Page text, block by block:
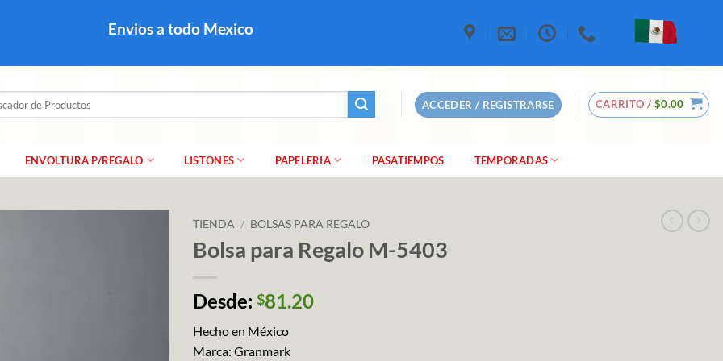
Envios a todo Mexico
ACCEDER / REGISTRARSE CARRITO / $0.00
ENVOLTURA P/REGALO LISTONES PAPELERIA PASATIEMPOS TEMPORADAS
TIENDA / BOLSAS PARA REGALO
Bolsa para Regalo M-5403
Desde: $81.20
Hecho en México
Marca: Granmark